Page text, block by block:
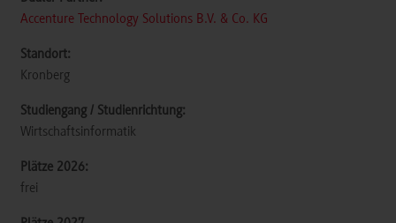
Accenture Technology Solutions B.V. & Co. KG
Kronberg
Wirtschaftsinformatik
frei